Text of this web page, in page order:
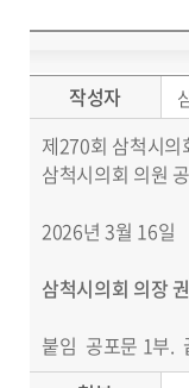
작성자
제270회 삼척시
삼척시의회 의원
2026년 3월 16일
삼척시의회 의장
붙임 공포문 1부.